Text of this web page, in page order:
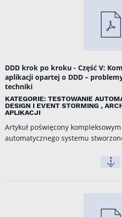
DDD krok po kroku - Część V:
aplikacji opartej o DDD –
techniki
KATEGORIE: TESTOWANIE
DESIGN I EVENT STORMING ,
APLIKACJI
Artykuł poświęcony
automatycznego systemu